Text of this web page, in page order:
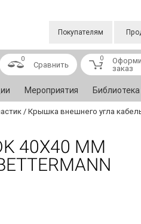
Покупателям
0
Сравнить
0
заказ
Мероприятия Библиотека
/ Крышка внешнего угла
40X40 ММ